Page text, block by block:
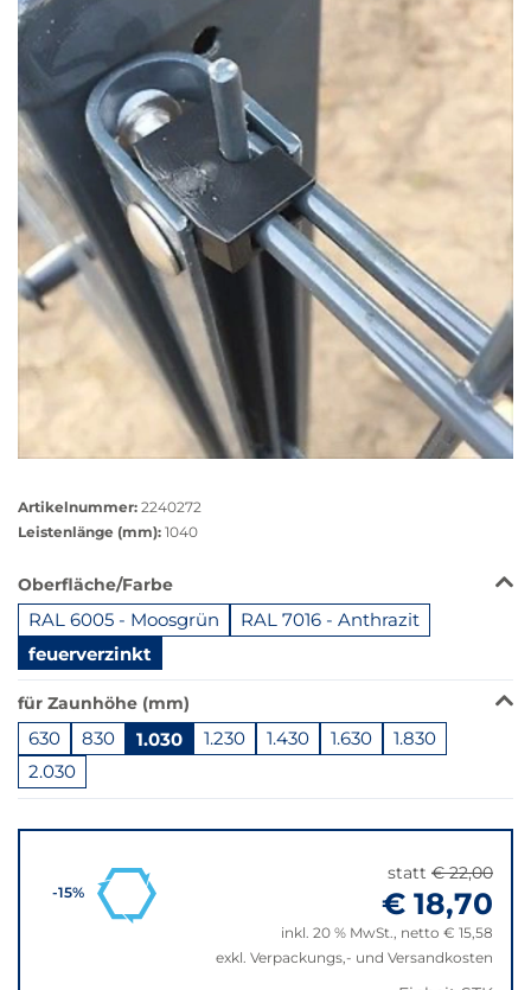
anzeigen
Artikelnummer: 2240272
Leistenlänge (mm): 1040
Das
Produkt
ist
in
dieser
Variante
nicht
verfügbar.
Bei
Klick
Oberfläche/Farbe
RAL 6005 - Moosgrün RAL 7016 - Anthrazit
feuerverzinkt
für Zaunhöhe (mm)
630 830 1.030 1.230 1.430 1.630
1.830
2.030
zu
zurücksetzen"
-15%
statt € 22,00
€ 18,70
inkl. 20 % MwSt., netto € 15,58
exkl. Verpackungs,- und Versandkosten